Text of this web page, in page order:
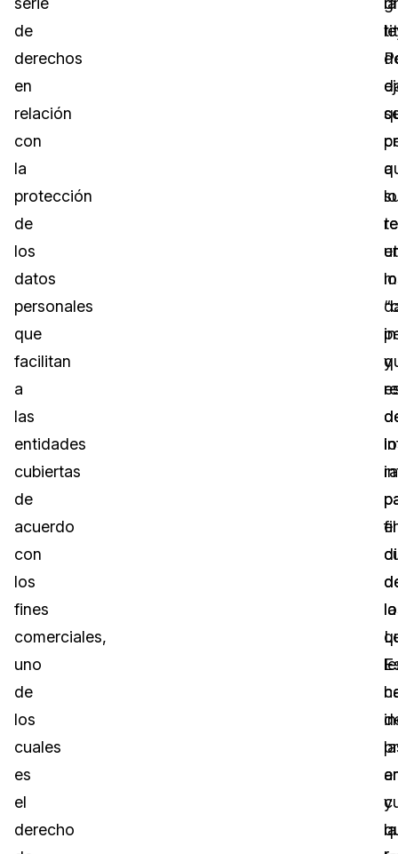
de
derechos
en
relación
con
la
protección
de
los
datos
personales
que
facilitan
a
las
entidades
cubiertas
de
acuerdo
con
los
fines
comerciales,
uno
de
los
cuales
es
el
derecho
y
el
la
y
la
a